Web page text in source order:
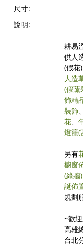
尺寸:
說明:
耕易
供人
(假花)
人造
(假蔬
飾精
裝飾
花、
燈籠(
另有
櫥窗
(綠牆)
誕佈
規劃
~歡
高雄
台北